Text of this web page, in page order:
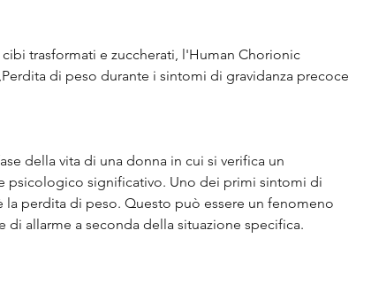
di peso durante i sintomi di gravidanza precoce
della vita di una donna in cui si verifica un
psicologico significativo. Uno dei primi sintomi di
la perdita di peso. Questo può essere un fenomeno
di allarme a seconda della situazione specifica.